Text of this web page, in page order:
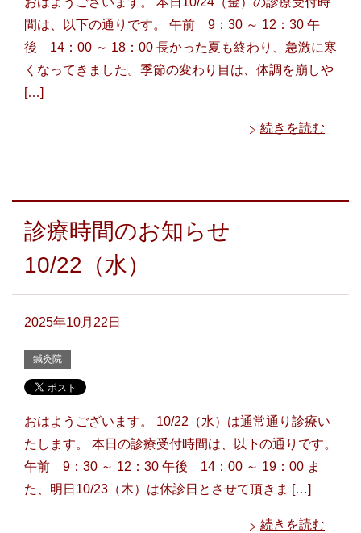
間は、以下の通りです。 午前 9：30 ～ 12：30 午
後 14：00 ～ 18：00 長かった夏も終わり、急激に寒
くなってきました。季節の変わり目は、体調を崩しや
[…]
続きを読む
診療時間のお知らせ
10/22（水）
2025年10月22日
鍼灸院
おはようございます。 10/22（水）は通常通り診療い
たします。 本日の診療受付時間は、以下の通りです。
午前 9：30 ～ 12：30 午後 14：00 ～ 19：00 ま
た、明日10/23（木）は休診日とさせて頂きま […]
続きを読む